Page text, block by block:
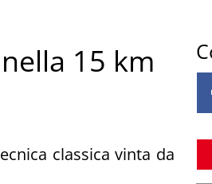
15 km
classica vinta da